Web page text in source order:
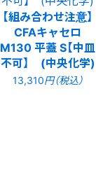
【組み合わせ注意】
CFAキャセロ
M130 平蓋 S【中皿
不可】 (中央化学)
13,310円（税込）